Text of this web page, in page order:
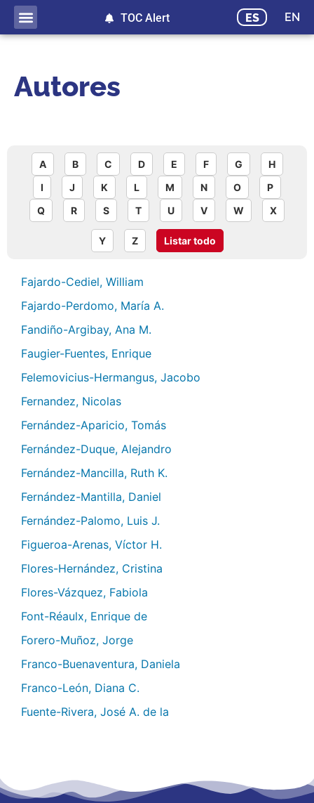
ES EN
TOC Alert
Autores
A B C D E F G
H
I
J K L M N O
P
Q
R S T U V W X
Y Z Listar todo
Fajardo-Cediel, William
Fajardo-Perdomo, María A.
Fandiño-Argibay, Ana M.
Faugier-Fuentes, Enrique
Felemovicius-Hermangus, Jacobo
Fernandez, Nicolas
Fernández-Aparicio, Tomás
Fernández-Duque, Alejandro
Fernández-Mancilla, Ruth K.
Fernández-Mantilla, Daniel
Fernández-Palomo, Luis J.
Figueroa-Arenas, Víctor H.
Flores-Hernández, Cristina
Flores-Vázquez, Fabiola
Font-Réaulx, Enrique de
Forero-Muñoz, Jorge
Franco-Buenaventura, Daniela
Franco-León, Diana C.
Fuente-Rivera, José A. de la